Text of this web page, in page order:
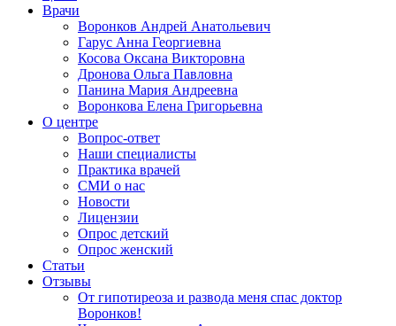
Врачи
Воронков Андрей Анатольевич
Гарус Анна Георгиевна
Косова Оксана Викторовна
Дронова Ольга Павловна
Панина Мария Андреевна
Воронкова Елена Григорьевна
О центре
Вопрос-ответ
Наши специалисты
Практика врачей
СМИ о нас
Новости
Лицензии
Опрос детский
Опрос женский
Статьи
Отзывы
От гипотиреоза и развода меня спас доктор
Воронков!